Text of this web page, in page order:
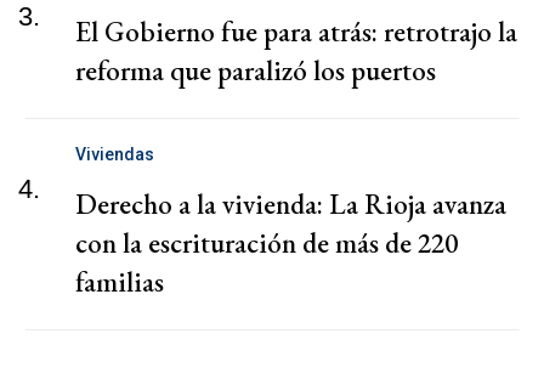
3.
El Gobierno fue para atrás: retrotrajo la
reforma que paralizó los puertos
4.
Viviendas
Derecho a la vivienda: La Rioja avanza
con la escrituración de más de 220
familias